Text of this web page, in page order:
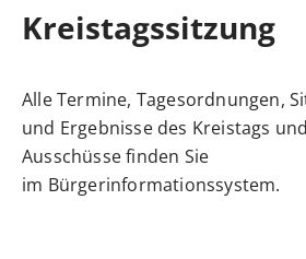
Kreistagssitzung
Alle Termine, Tagesordnungen,
und Ergebnisse des Kreistags
Ausschüsse finden Sie
im Bürgerinformationssystem.